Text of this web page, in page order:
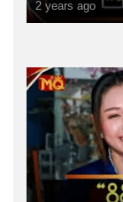
2 years ago